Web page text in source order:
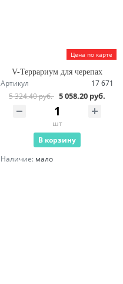
Цена по карте
V-Террариум для черепах
Артикул
17 671
5 324.40 руб. 5 058.20 руб.
шт
В корзину
Наличие: мало